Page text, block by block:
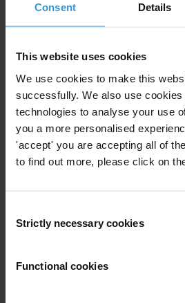
Consent Details
This website uses cookies
We use cookies to make this
successfully. We also use cookies
technologies to analyse your use
you a more personalised
'accept' you are accepting all of
to find out more, please click on
Selection
Strictly necessary cookies
Functional cookies
como fuente de inspiración para una
###
Transparency International es la
civil que lidera la lucha anticorrupción.
For any press enquiries please contact
E:ggkaiser@transparency.org